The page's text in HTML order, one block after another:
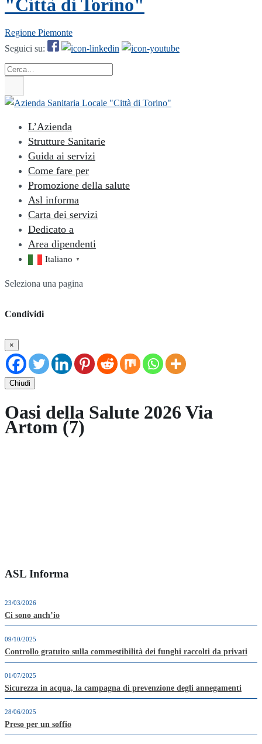
"Città di Torino"
Regione Piemonte
Seguici su:
Cerca
L’Azienda
Strutture Sanitarie
Guida ai servizi
Come fare per
Promozione della salute
Asl informa
Carta dei servizi
Dedicato a
Area dipendenti
Italiano ▼
Seleziona una pagina
Condividi
×
Chiudi
Oasi della Salute 2026 Via
Artom (7)
ASL Informa
23/03/2026
Ci sono anch’io
09/10/2025
Controllo gratuito sulla commestibilità dei funghi raccolti da privati
01/07/2025
Sicurezza in acqua, la campagna di prevenzione degli annegamenti
28/06/2025
Preso per un soffio